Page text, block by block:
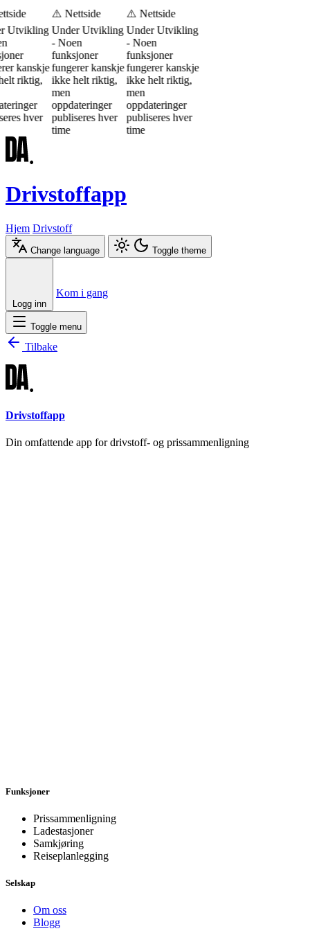
Utvikling
kanskje
riktig,
hver
⚠️ Nettside
Under Utvikling
- Noen
funksjoner
fungerer kanskje
ikke helt riktig,
men
oppdateringer
publiseres hver
time
⚠️ Nettside
Under Utvikling
- Noen
funksjoner
fungerer kanskje
ikke helt riktig,
men
oppdateringer
publiseres hver
time
Drivstoffapp
Hjem Drivstoff
Change language Toggle theme
Logg inn
Kom i gang
Toggle menu
Tilbake
Drivstoffapp
Din omfattende app for drivstoff- og prissammenligning
Funksjoner
Prissammenligning
Ladestasjoner
Samkjøring
Reiseplanlegging
Selskap
Om oss
Blogg